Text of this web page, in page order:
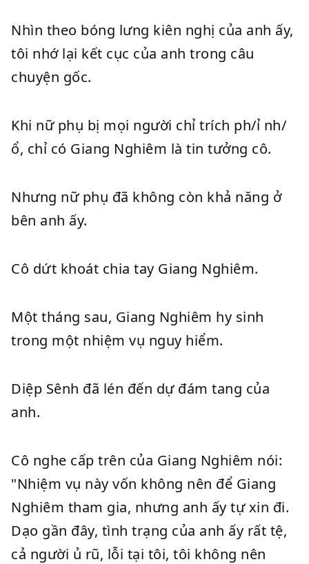
Nhìn theo bóng lưng kiên nghị của anh ấy,
tôi nhớ lại kết cục của anh trong câu
chuyện gốc.
Khi nữ phụ bị mọi người chỉ trích ph/ỉ nh/
ổ, chỉ có Giang Nghiêm là tin tưởng cô.
Nhưng nữ phụ đã không còn khả năng ở
bên anh ấy.
Cô dứt khoát chia tay Giang Nghiêm.
Một tháng sau, Giang Nghiêm hy sinh
trong một nhiệm vụ nguy hiểm.
Diệp Sênh đã lén đến dự đám tang của
anh.
Cô nghe cấp trên của Giang Nghiêm nói:
"Nhiệm vụ này vốn không nên để Giang
Nghiêm tham gia, nhưng anh ấy tự xin đi.
Dạo gần đây, tình trạng của anh ấy rất tệ,
cả người ủ rũ, lỗi tại tôi, tôi không nên